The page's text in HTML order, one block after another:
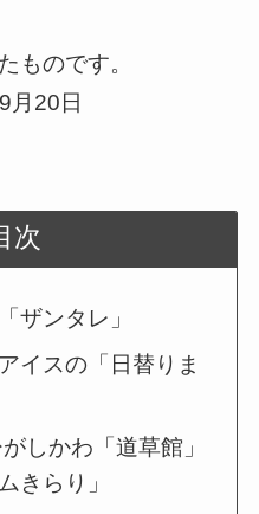
ものです。
月20日
次
ザンタレ」
イスの「日替りま
しかわ「道草館」
きらり」